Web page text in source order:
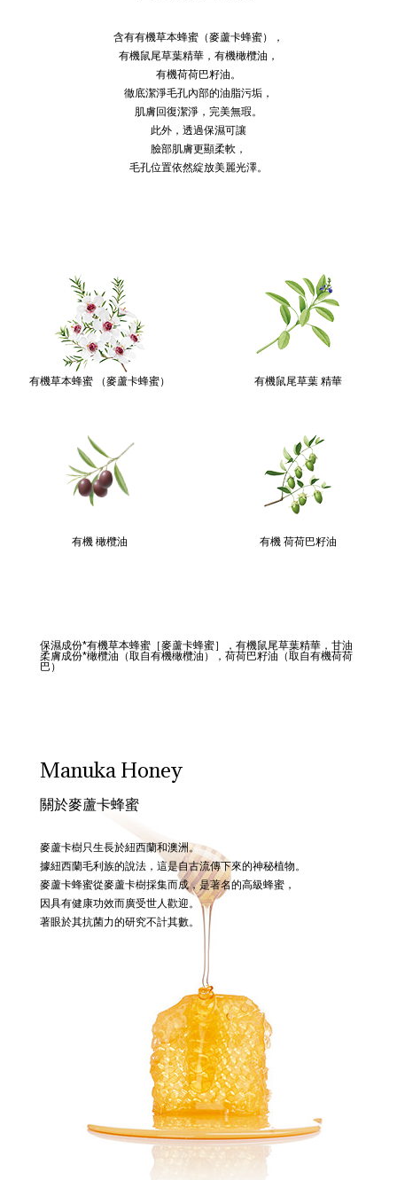
含有有機草本蜂蜜（麥蘆卡蜂蜜），
有機鼠尾草葉精華，有機橄欖油，
有機荷荷巴籽油。
徹底潔淨毛孔內部的油脂污垢，
肌膚回復潔淨，完美無瑕。
此外，透過保濕可讓
臉部肌膚更顯柔軟，
毛孔位置依然綻放美麗光澤。
有機草本蜂蜜 （麥蘆卡蜂蜜） 有機鼠尾草葉 精華
有機 橄欖油 有機 荷荷巴籽油
保濕成份*有機草本蜂蜜［麥蘆卡蜂蜜］，有機鼠尾草葉精華，甘油
柔膚成份*橄欖油（取自有機橄欖油），荷荷巴籽油（取自有機荷荷
巴）
Manuka Honey
關於麥蘆卡蜂蜜
麥蘆卡樹只生長於紐西蘭和澳洲。
據紐西蘭毛利族的說法，這是自古流傳下來的神秘植物。
麥蘆卡蜂蜜從麥蘆卡樹採集而成，是著名的高級蜂蜜，
因具有健康功效而廣受世人歡迎。
著眼於其抗菌力的研究不計其數。